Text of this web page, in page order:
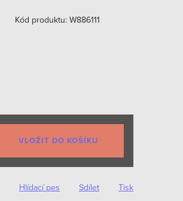
Kód produktu: W886111
VLOŽIT DO KOŠÍKU
Tisk
Hlídací pes Sdílet